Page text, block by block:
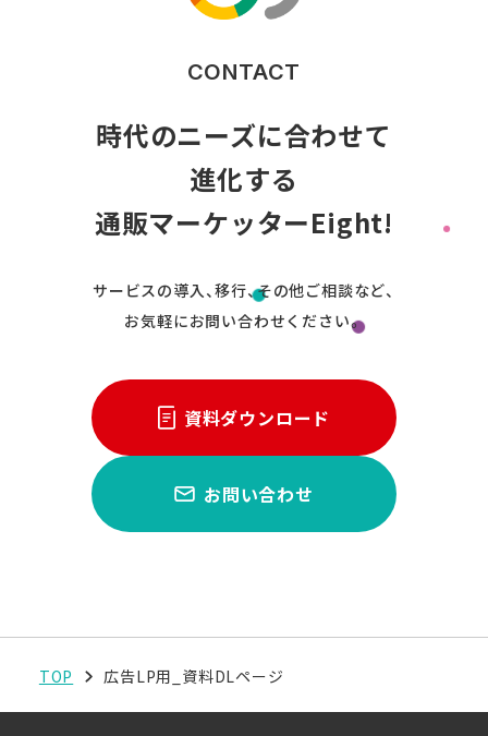
CONTACT
時代のニーズに合わせて
進化する
通販マーケッターEight!
サービスの導入、移行、その他ご相談など、
お気軽にお問い合わせください。
資料ダウンロード
お問い合わせ
TOP 広告LP用_資料DLページ